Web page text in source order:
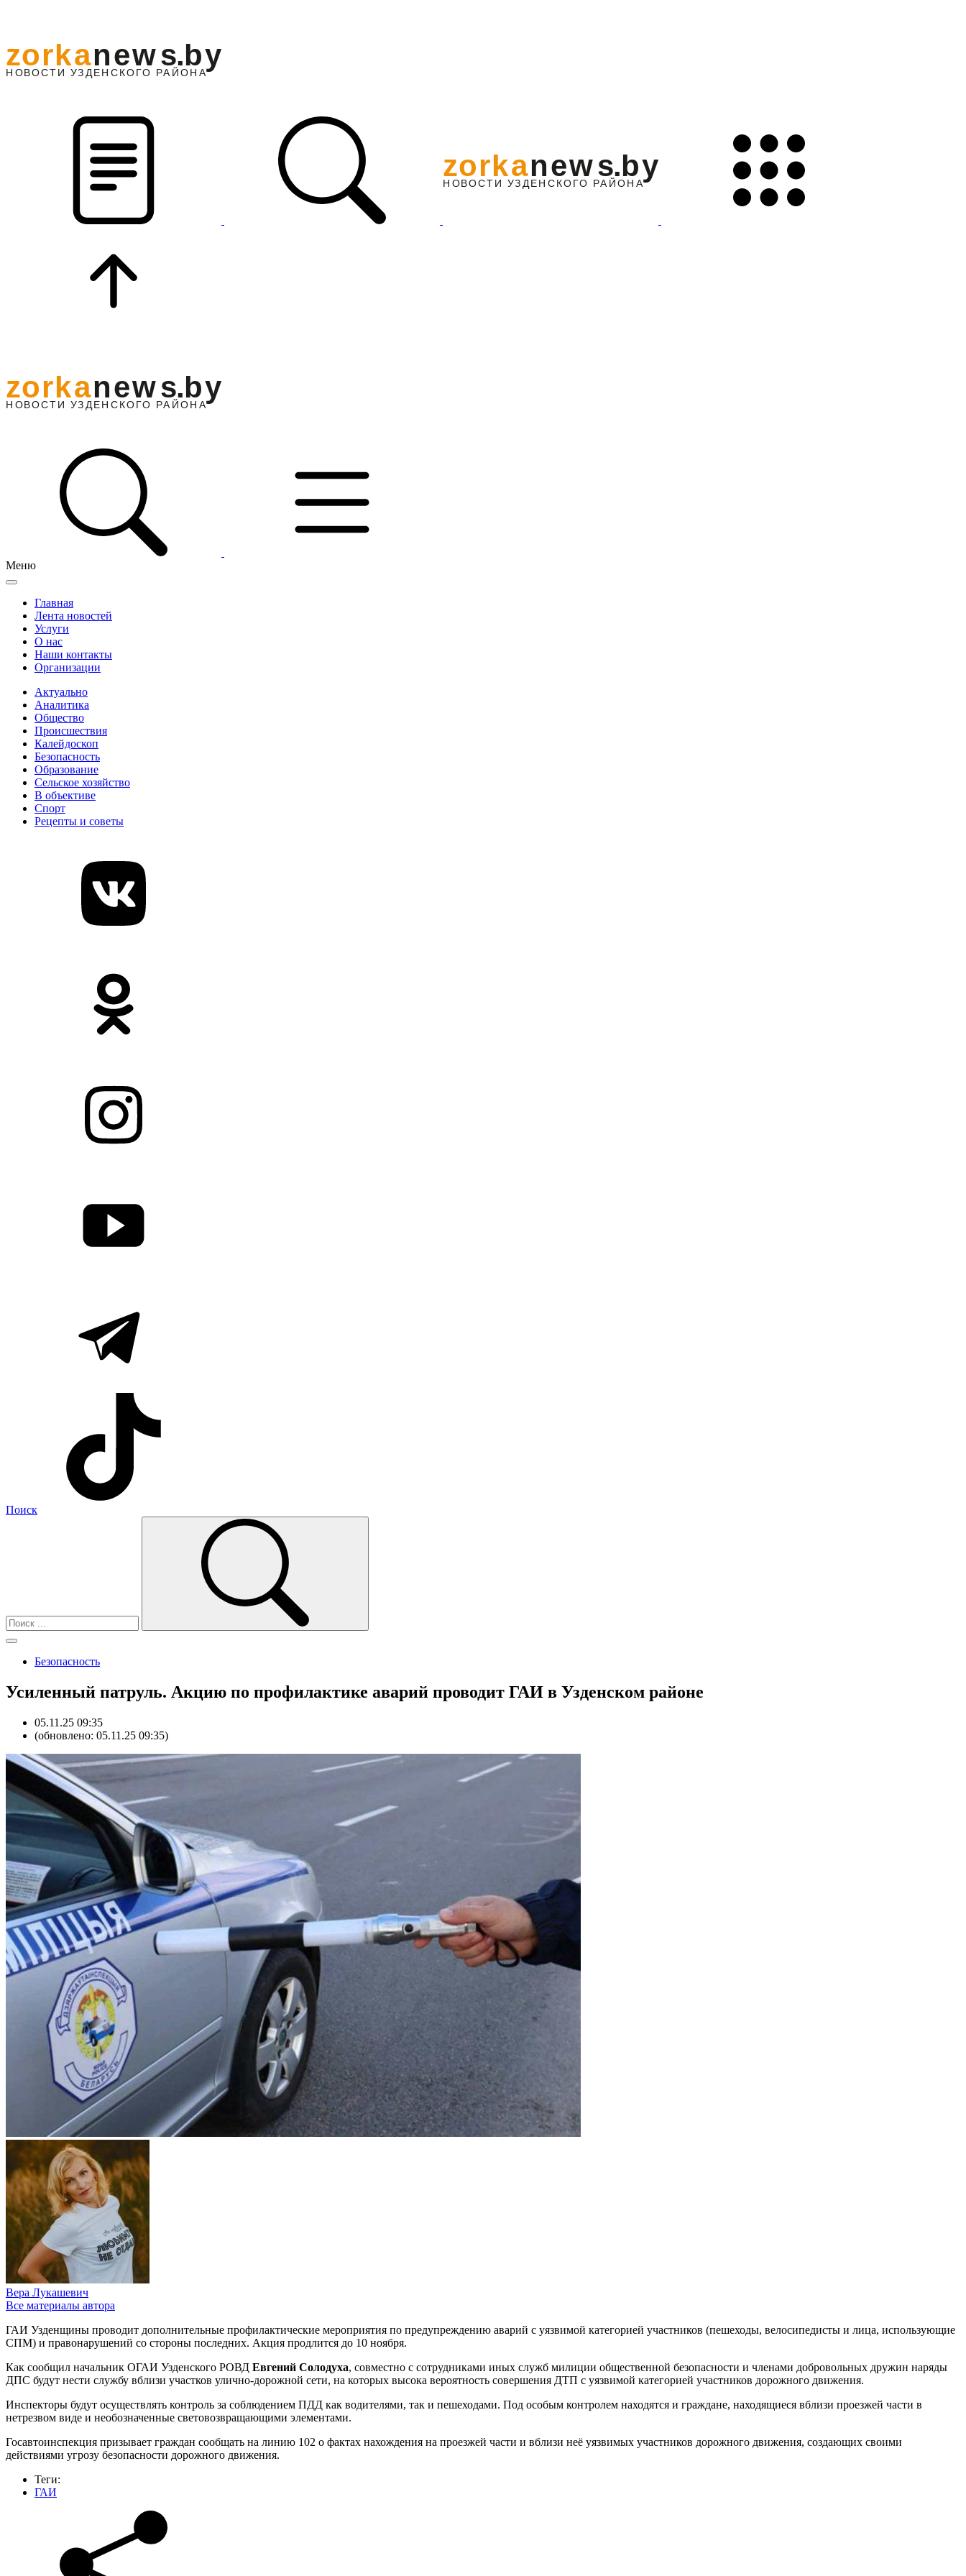
НО ВОСТИ УЗДЕНС КО ГО РАЙОНА
zorkanews.by
Меню
Главная
Лента новостей
Услуги
О нас
Наши контакты
Организации
Актуально
Аналитика
Общество
Происшествия
Калейдоскоп
Безопасность
Образование
Сельское хозяйство
В объективе
Спорт
Рецепты и советы
Поиск
Безопасность
Усиленный патруль. Акцию по профилактике аварий проводит ГАИ в Узденском районе
05.11.25 09:35
(обновлено: 05.11.25 09:35)
Вера Лукашевич
Все материалы автора
ГАИ Узденщины проводит дополнительные профилактические мероприятия по предупреждению аварий с уязвимой категорией участников (пешеходы, велосипедисты и лица, использующие
СПМ) и правонарушений со стороны последних. Акция продлится до 10 ноября.
Как сообщил начальник ОГАИ Узденского РОВД Евгений Солодуха, совместно с сотрудниками иных служб милиции общественной безопасности и членами добровольных дружин наряды
ДПС будут нести службу вблизи участков улично-дорожной сети, на которых высока вероятность совершения ДТП с уязвимой категорией участников дорожного движения.
Инспекторы будут осуществлять контроль за соблюдением ПДД как водителями, так и пешеходами. Под особым контролем находятся и граждане, находящиеся вблизи проезжей части в
нетрезвом виде и необозначенные световозвращающими элементами.
Госавтоинспекция призывает граждан сообщать на линию 102 о фактах нахождения на проезжей части и вблизи неё уязвимых участников дорожного движения, создающих своими
действиями угрозу безопасности дорожного движения.
Теги:
ГАИ